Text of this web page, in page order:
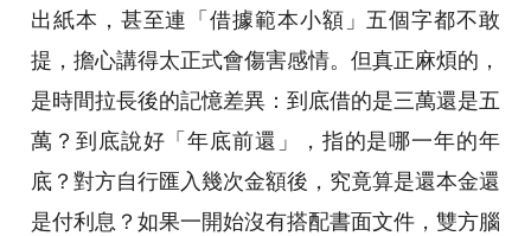
出紙本，甚至連「借據範本小額」五個字都不敢
提，擔心講得太正式會傷害感情。但真正麻煩的，
是時間拉長後的記憶差異：到底借的是三萬還是五
萬？到底說好「年底前還」，指的是哪一年的年
底？對方自行匯入幾次金額後，究竟算是還本金還
是付利息？如果一開始沒有搭配書面文件，雙方腦